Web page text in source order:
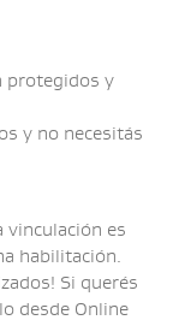
protegidos y
y no necesitás
vinculación es
habilitación.
Si querés
desde Online